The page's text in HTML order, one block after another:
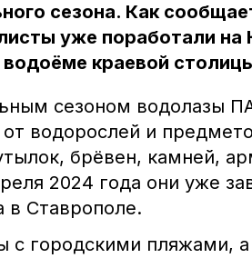
сезона. Как
уже поработали
краевой
сезоном водолазы
водорослей и
брёвен, камней,
2024 года они уже
в Ставрополе.
городскими пляжами, а